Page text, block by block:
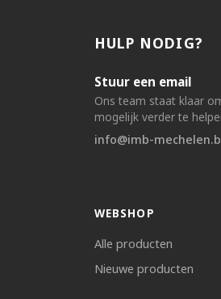
HULP NODIG?
Stuur een email
Ons team staat klaar
mogelijk verder te
info@imb-
WEBSHOP
Alle producten
Nieuwe producten